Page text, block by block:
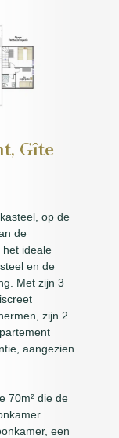
Gîte
op de
de
het ideale
en de
Met zijn 3
zijn 2
aangezien
70m² die de
een